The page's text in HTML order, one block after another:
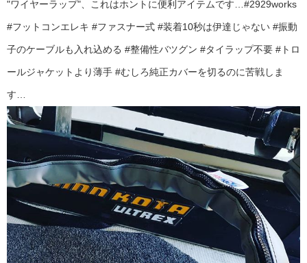
"ワイヤーラップ"、これはホントに便利アイテムです…#2929works
#フットコンエレキ #ファスナー式 #装着10秒は伊達じゃない #振動
子のケーブルも入れ込める #整備性バツグン #タイラップ不要 #トロ
ールジャケットより薄手 #むしろ純正カバーを切るのに苦戦しま
す…